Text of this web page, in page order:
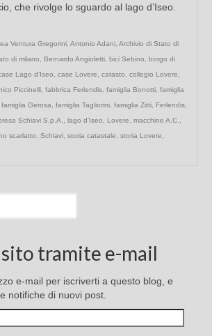
che rivolge lo sguardo al lago d’Iseo.
Ventura Gregorini Antonio Adani Archivio di Stato di
di milano Bernardo Angioletti bici Sebino
borgo di
Lago d’Iseo case Lovere catasto collegio Lovere
Piccinelli fabbrica Ferlendis famiglia Bonotti famiglia
famiglia Gerosa famiglia Tagliorini famiglia Zitti Ferlendis
Schiavi S.p.A. lago d’Iseo Lovere macchine A.C.
scarlatto Schiavi storia catastale storia Lovere
tramite e-mail
e-mail per iscriverti a questo blog, e
notifiche di nuovi post.